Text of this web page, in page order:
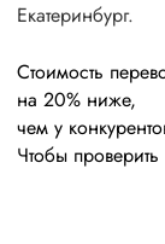
Екатеринбург.
Стоимость
на 20% ниже,
чем у
Чтобы